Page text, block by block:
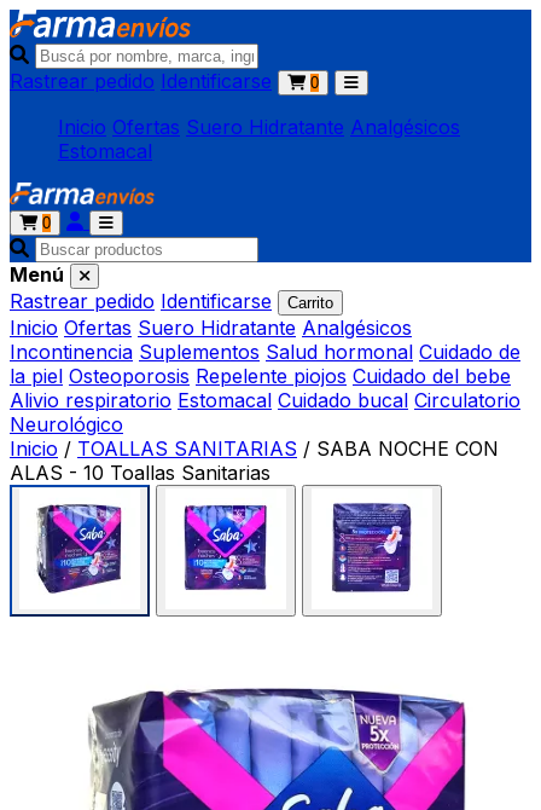
Rastrear pedido Identificarse 0
Inicio Ofertas Suero Hidratante Analgésicos
Estomacal
0
Menú
Rastrear pedido Identificarse Carrito
Inicio Ofertas Suero Hidratante Analgésicos
Incontinencia Suplementos Salud hormonal Cuidado de
la piel Osteoporosis Repelente piojos Cuidado del bebe
Alivio respiratorio Estomacal Cuidado bucal Circulatorio
Neurológico
Inicio / TOALLAS SANITARIAS / SABA NOCHE CON
ALAS - 10 Toallas Sanitarias